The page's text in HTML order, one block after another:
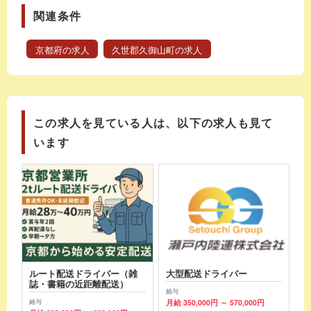
関連条件
京都府の求人 久世郡久御山町の求人
この求人を見ている人は、以下の求人も見て
います
ルート配送ドライバー（雑
誌・書籍の近距離配送）
給与
大型配送ドライバー
給与
月給 350,000円 ～ 570,000円